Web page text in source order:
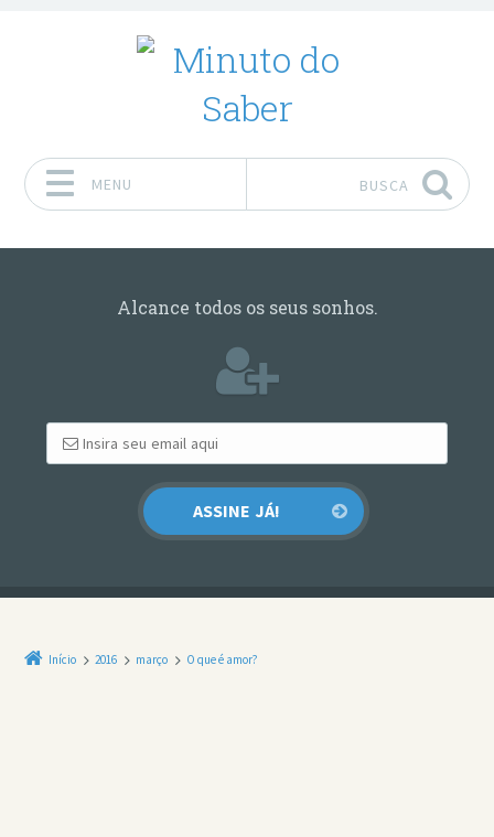
MENU BUSCA
Alcance todos os seus sonhos.
Início 2016 março O que é amor?